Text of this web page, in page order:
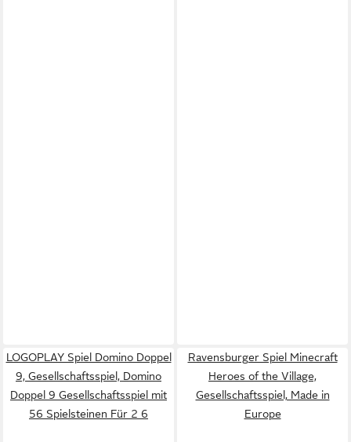
LOGOPLAY Spiel Domino Doppel
9, Gesellschaftsspiel, Domino
Doppel 9 Gesellschaftsspiel mit
56 Spielsteinen Für 2 6
Ravensburger Spiel Minecraft
Heroes of the Village,
Gesellschaftsspiel, Made in
Europe